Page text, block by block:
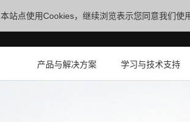
本站点使用Cookies，继续浏览表示您同意我们使
产品与解决方案 学习与技术支持